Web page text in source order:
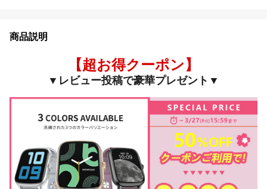
商品説明
【超お得クーポン】
▼レビュー投稿で豪華プレゼント▼